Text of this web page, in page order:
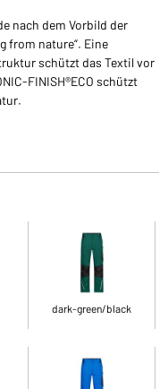
nach dem Vorbild der
from nature“. Eine
schützt das Textil vor
FINISH®ECO schützt
dark-green/black